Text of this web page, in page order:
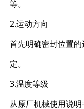
等。
2.运动方向
首先明确密封位置
定。
3.温度等级
从原厂机械使用说